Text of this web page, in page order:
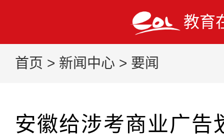
教育
首页 > 新闻中心 > 要闻
安徽给涉考商业广告